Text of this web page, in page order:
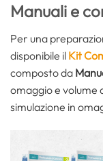
Manuali e
Per una
disponibile il Kit
composto da
omaggio e volume
simulazione in